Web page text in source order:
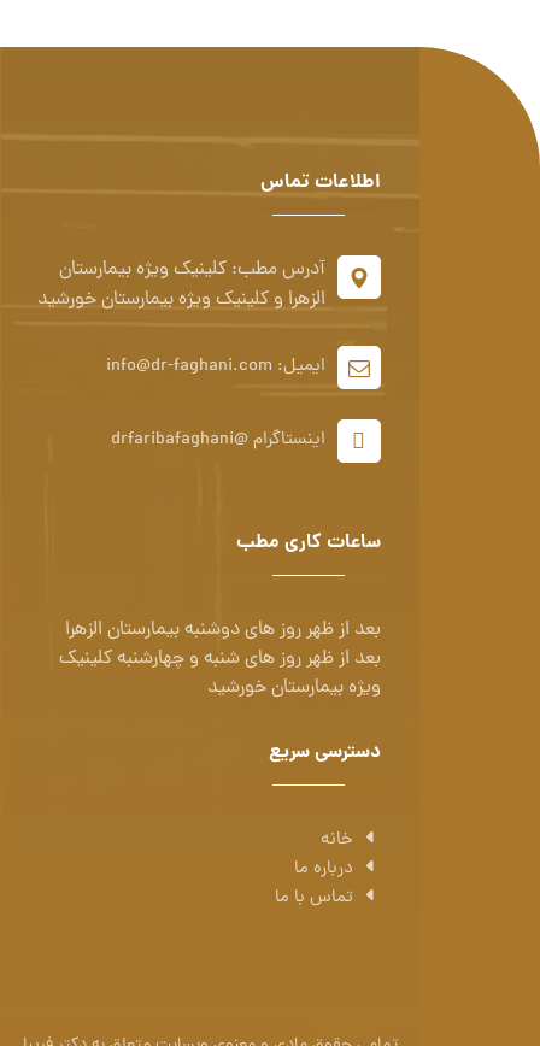
اطلاعات تماس
آدرس مطب: کلینیک ویژه بیمارستان
الزهرا و کلینیک ویژه بیمارستان خورشید
ایمیل: info@dr-faghani.com
اینستاگرام @drfaribafaghani
ساعات کاری مطب
بعد از ظهر روز های دوشنبه بیمارستان الزهرا
بعد از ظهر روز های شنبه و چهارشنبه کلینیک
ویژه بیمارستان خورشید
دسترسی سریع
خانه
درباره ما
تماس با ما